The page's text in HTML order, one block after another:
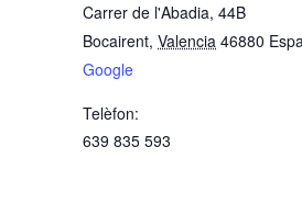
Carrer de l'Abadia, 44B
Bocairent, Valencia 46880
Google
Telèfon:
639 835 593